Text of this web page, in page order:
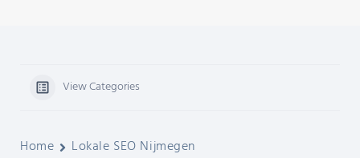
View Categories
Home Lokale SEO Nijmegen